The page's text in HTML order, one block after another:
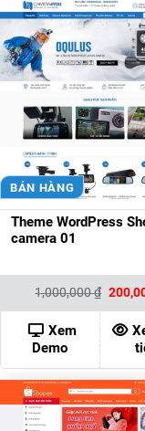
BÁN HÀNG
Theme WordPress
camera 01
1,000,000₫ Giá
là:
Xem
Demo